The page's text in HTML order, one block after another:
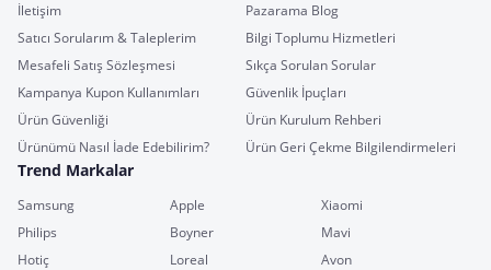
İletişim
Pazarama Blog
Satıcı Sorularım & Taleplerim
Bilgi Toplumu Hizmetleri
Mesafeli Satış Sözleşmesi
Sıkça Sorulan Sorular
Kampanya Kupon Kullanımları
Güvenlik İpuçları
Ürün Güvenliği
Ürün Kurulum Rehberi
Ürünümü Nasıl İade Edebilirim?
Ürün Geri Çekme Bilgilendirmeleri
Trend Markalar
Samsung Apple
Xiaomi
Philips
Boyner
Mavi
Hotiç
Loreal
Avon